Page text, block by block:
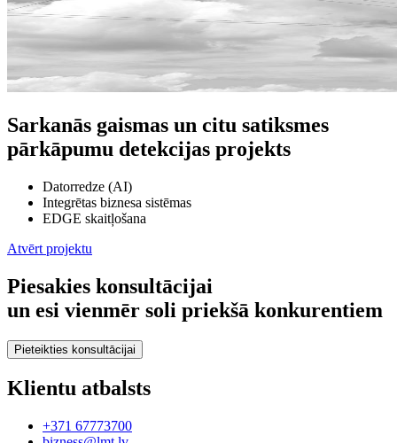
Sarkanās gaismas un citu satiksmes
pārkāpumu detekcijas projekts
Datorredze (AI)
Integrētas biznesa sistēmas
EDGE skaitļošana
Atvērt projektu
Piesakies konsultācijai
un esi vienmēr soli priekšā konkurentiem
Pieteikties konsultācijai
Klientu atbalsts
+371 67773700